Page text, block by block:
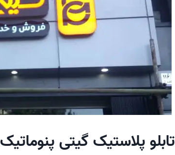
تابلو پلاستیک گیتی پنوماتیک